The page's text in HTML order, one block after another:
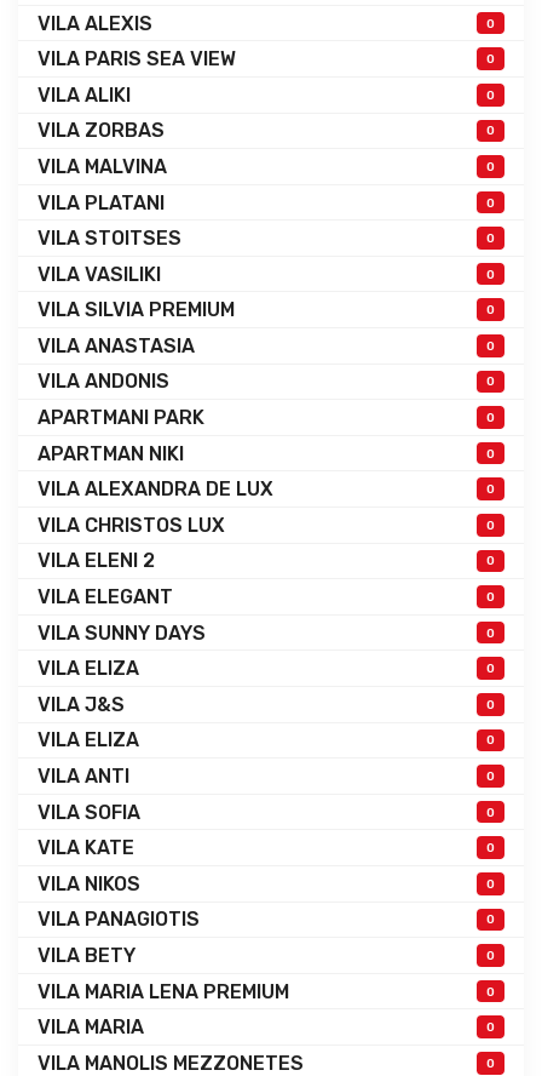
VILA ALEXIS 0
VILA PARIS SEA VIEW 0
VILA ALIKI 0
VILA ZORBAS 0
VILA MALVINA 0
VILA PLATANI 0
VILA STOITSES 0
VILA VASILIKI 0
VILA SILVIA PREMIUM 0
VILA ANASTASIA 0
VILA ANDONIS 0
APARTMANI PARK 0
APARTMAN NIKI 0
VILA ALEXANDRA DE LUX 0
VILA CHRISTOS LUX 0
VILA ELENI 2 0
VILA ELEGANT 0
VILA SUNNY DAYS 0
VILA ELIZA 0
VILA J&S 0
VILA ELIZA 0
VILA ANTI 0
VILA SOFIA 0
VILA KATE 0
VILA NIKOS 0
VILA PANAGIOTIS 0
VILA BETY 0
VILA MARIA LENA PREMIUM 0
VILA MARIA 0
VILA MANOLIS MEZZONETES 0